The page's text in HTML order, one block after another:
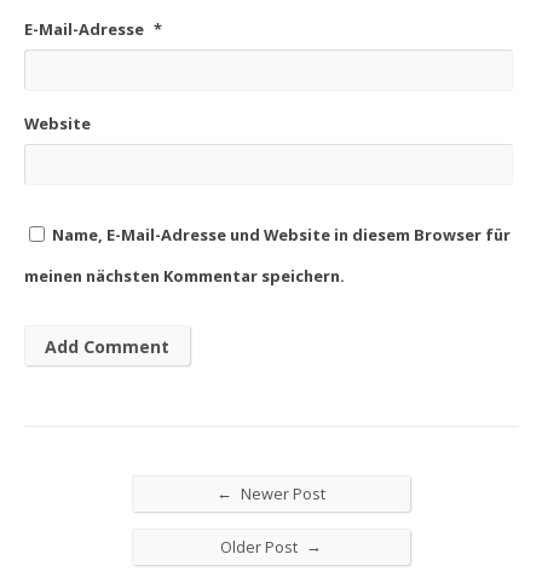
E-Mail-Adresse *
Website
Name, E-Mail-Adresse und Website in diesem Browser für
meinen nächsten Kommentar speichern.
← Newer Post
Older Post →